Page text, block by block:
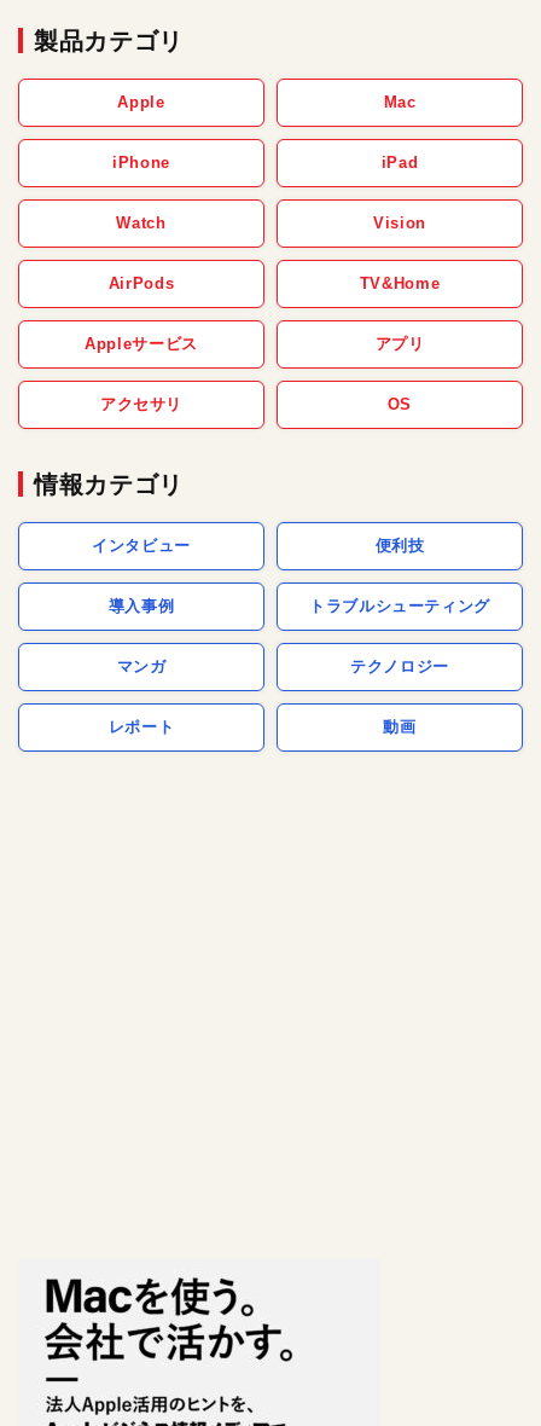
製品カテゴリ
Apple Mac
iPhone iPad
Watch Vision
AirPods TV&Home
Appleサービス アプリ
アクセサリ OS
情報カテゴリ
インタビュー 便利技
導入事例 トラブルシューティング
マンガ テクノロジー
レポート 動画